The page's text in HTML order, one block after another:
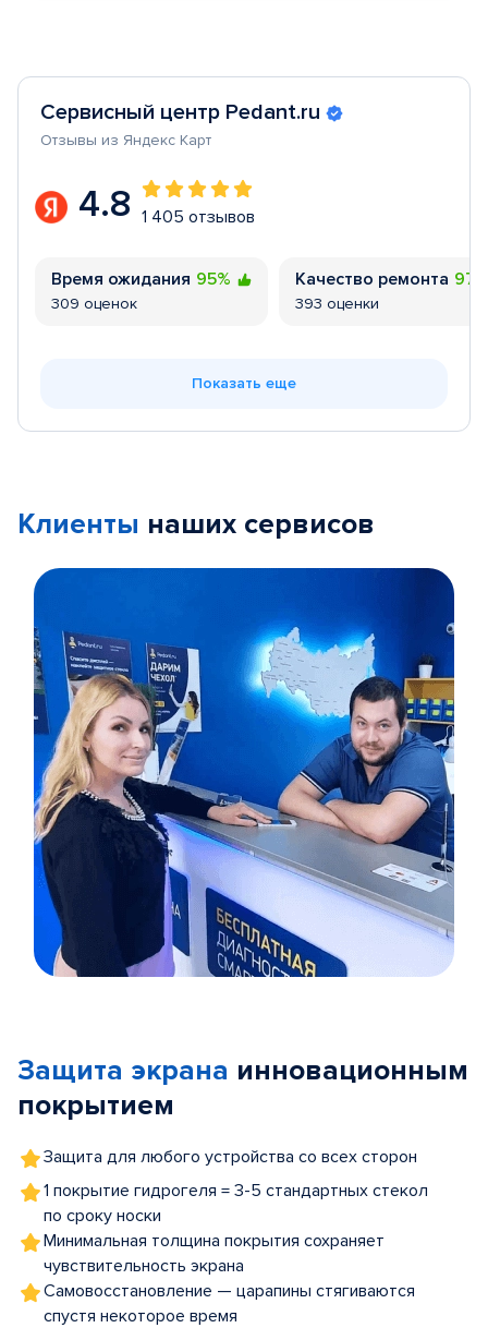
Сервисный центр Pedant.ru
Отзывы из Яндекс Карт
4.8 1 405 отзывов
Время ожидания 95%
309 оценок
Качество ремонта
393 оценки
Показать еще
Клиенты наших сервисов
5
Защита экрана инновационным
покрытием
Защита для любого устройства со всех сторон
1 покрытие гидрогеля = 3-5 стандартных стекол
по сроку носки
Минимальная толщина покрытия сохраняет
чувствительность экрана
Самовосстановление — царапины стягиваются
спустя некоторое время